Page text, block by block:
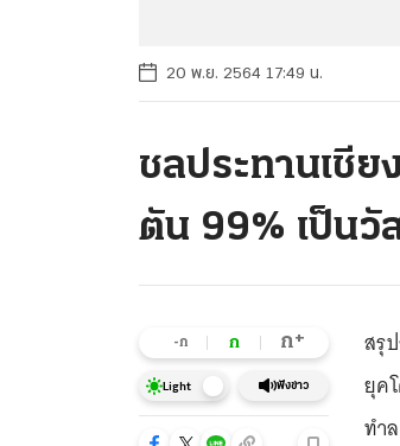
20 พ.ย. 2564 17:49 น.
ชลประทานเชีย
ตัน 99% เป็น
-ก ก ก+
Light ฟังข่าว
สรุ
ยุค
ทำ